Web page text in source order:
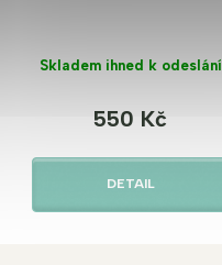
Skladem ihned k odeslání
550 Kč
DETAIL